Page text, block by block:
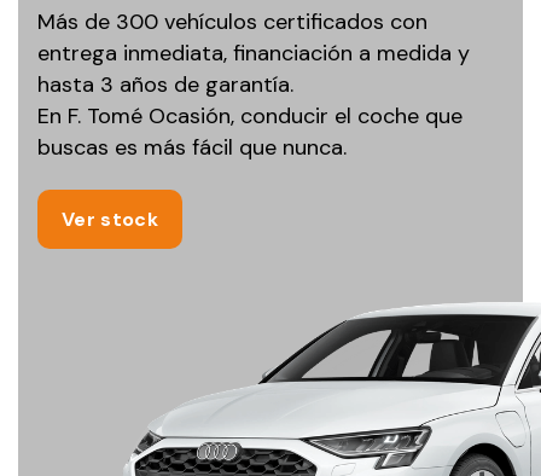
Más de 300 vehículos certificados con
entrega inmediata, financiación a medida y
hasta 3 años de garantía.
En F. Tomé Ocasión, conducir el coche que
buscas es más fácil que nunca.
Ver stock